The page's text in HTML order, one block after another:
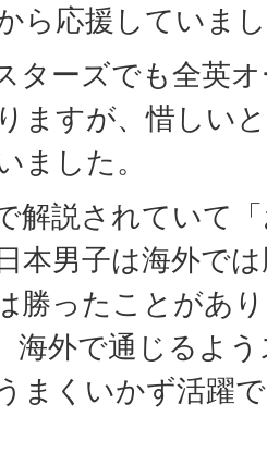
ら応援していま
ターズでも全英
ますが、惜しい
ました。
解説されていて
本男子は海外で
勝ったことがあ
海外で通じるよ
まくいかず活躍